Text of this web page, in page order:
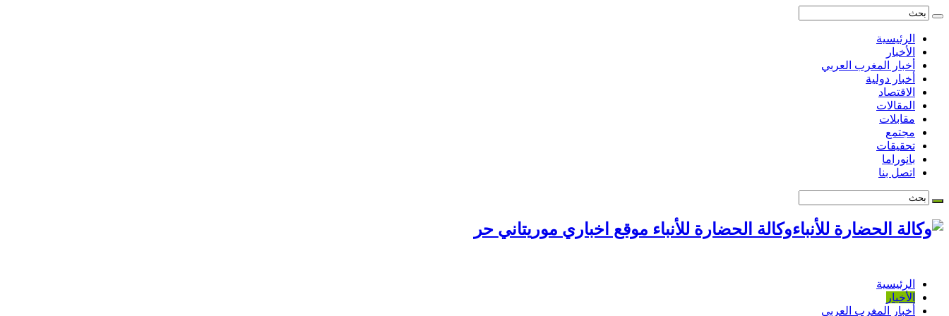
الرئيسية
الأخبار
أخبار المغرب العربي
أخبار دولية
الاقتصاد
المقالات
مقابلات
مجتمع
تحقيقات
بانوراما
اتصل بنا
وكالة الحضارة للأنباء موقع اخباري موريتاني حر
الرئيسية
الأخبار
أخبار المغرب العربي